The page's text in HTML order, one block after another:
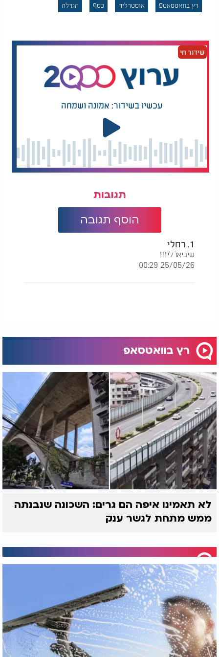
רץ בוואטסאטפ אוסטרליה כסף הגרלה
שידור חי
עכשיו בשידור: אמונה ושמחה
תגובות
הוסף תגובה
1. רחלי
שיביאו לי!!!
25/05/26 00:29
רץ בוואטסאפ
לא תאמינו איפה הם גרים: השכונה שנבנתה
ממש מתחת לגשר ענק